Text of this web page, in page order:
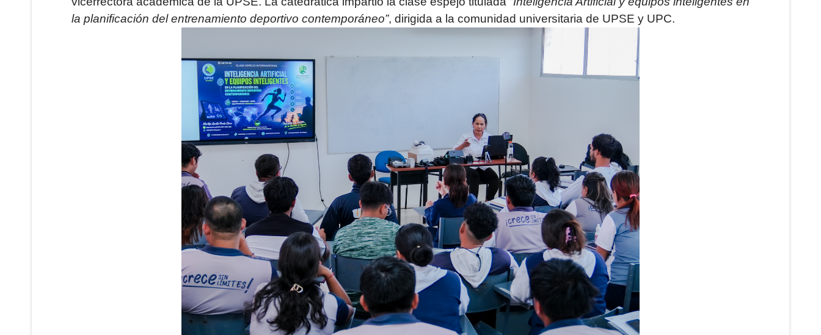
la planificación del entrenamiento deportivo contemporáneo”, dirigida a la comunidad universitaria de UPSE y UPC.